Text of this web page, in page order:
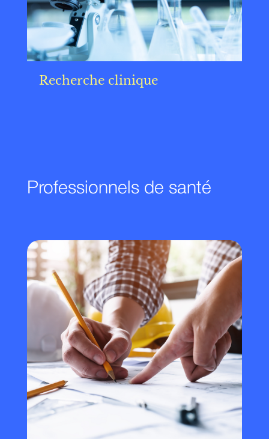
Recherche clinique
Professionnels de santé